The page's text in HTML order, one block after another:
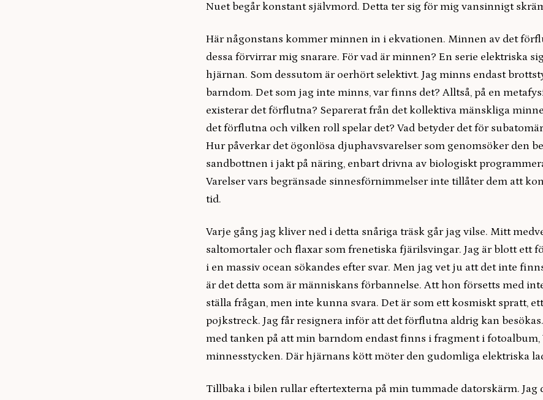
Nuet begår konstant självmord. Detta ter sig för mig vansinnigt
Här någonstans kommer minnen in i ekvationen. Minnen av det
dessa förvirrar mig snarare. För vad är minnen? En serie elektriska
hjärnan. Som dessutom är oerhört selektivt. Jag minns endast
barndom. Det som jag inte minns, var finns det? Alltså, på en
existerar det förflutna? Separerat från det kollektiva mänskliga
det förflutna och vilken roll spelar det? Vad betyder det för
Hur påverkar det ögonlösa djuphavsvarelser som genomsöker den
sandbottnen i jakt på näring, enbart drivna av biologiskt
Varelser vars begränsade sinnesförnimmelser inte tillåter dem att
tid.
Varje gång jag kliver ned i detta snåriga träsk går jag vilse. Mitt
saltomortaler och flaxar som frenetiska fjärilsvingar. Jag är blott ett
i en massiv ocean sökandes efter svar. Men jag vet ju att det inte
är det detta som är människans förbannelse. Att hon försetts med
ställa frågan, men inte kunna svara. Det är som ett kosmiskt spratt,
pojkstreck. Jag får resignera inför att det förflutna aldrig kan
med tanken på att min barndom endast finns i fragment i fotoalbum,
minnesstycken. Där hjärnans kött möter den gudomliga elektriska
Tillbaka i bilen rullar eftertexterna på min tummade datorskärm. Jag